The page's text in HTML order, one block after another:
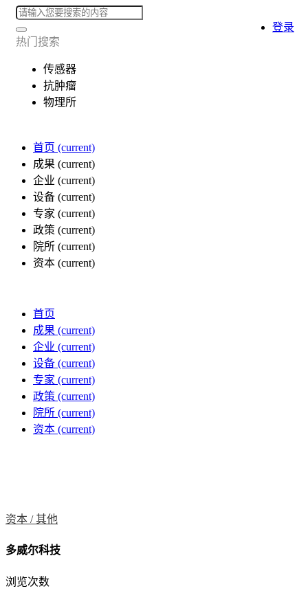
热门搜索
传感器
抗肿瘤
物理所
首页 (current)
成果 (current)
企业 (current)
设备 (current)
专家 (current)
政策 (current)
院所 (current)
资本 (current)
登录
首页
成果 (current)
企业 (current)
设备 (current)
专家 (current)
政策 (current)
院所 (current)
资本 (current)
资本 /其他
多威尔科技
浏览次数